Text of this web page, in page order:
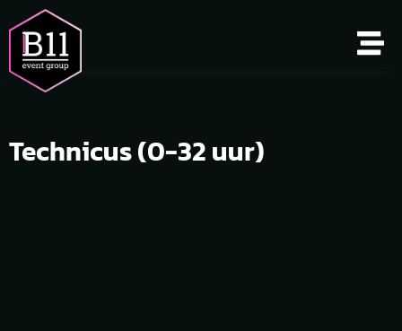
Technicus (0-32 uur)